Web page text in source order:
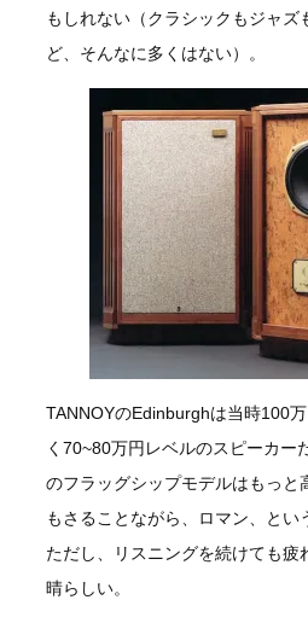
もしれない（クラシックもジャズ
ど、そんなに多くはない）。
TANNOYのEdinburghは当時100
く70~80万円レベルのスピーカー
のフラッグシップモデルはもっと
もさることながら、ロマン、とい
ただし、リスニングを続けても疲
晴らしい。